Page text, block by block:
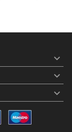


keyboard_arrow_down